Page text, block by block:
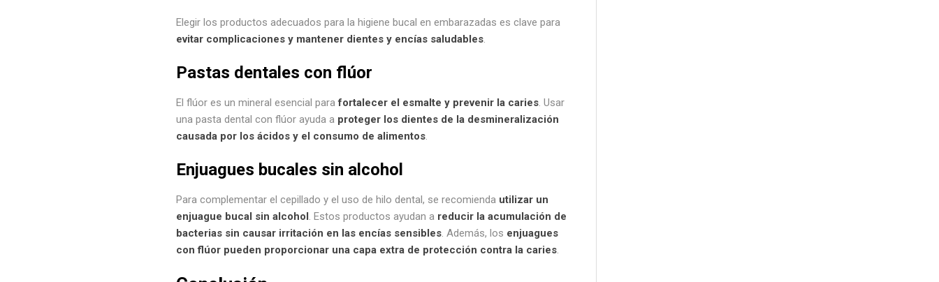
Elegir los productos adecuados para la higiene bucal en embarazadas es clave para
evitar complicaciones y mantener dientes y encías saludables.
Pastas dentales con flúor
El flúor es un mineral esencial parafortalecer el esmalte y prevenir la caries. Usar
una pasta dental con flúor ayuda a proteger los dientes de la desmineralización
causada por los ácidos y el consumo de alimentos.
Enjuagues bucales sin alcohol
Para complementar el cepillado y el uso de hilo dental, se recomienda utilizar un
enjuague bucal sin alcohol. Estos productos ayudan a reducir la acumulación de
bacterias sin causar irritación en las encías sensibles. Además, los enjuagues
con flúor pueden proporcionar una capa extra de protección contra la caries.